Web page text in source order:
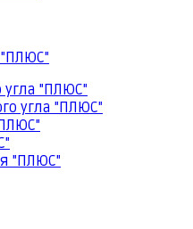
"ПЛЮС"
угла "ПЛЮС"
"ПЛЮС"